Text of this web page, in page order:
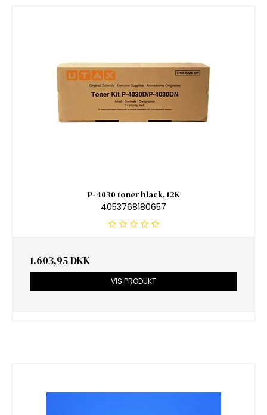
P-4030 toner black, 12K
4053768180657
1.603,95 DKK
VIS PRODUKT